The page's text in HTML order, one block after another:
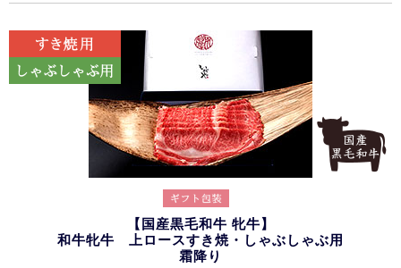
【国産黒毛和牛 牝牛】
和牛牝牛 上ロースすき焼・しゃぶしゃぶ用
霜降り